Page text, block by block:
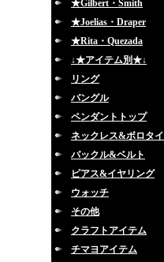
★Gilbert・Smith
★Joelias・Draper
★Rita・Quezada
↓★アイテム別★↓
リング
バングル
ペンダントトップ
ネックレス&ボロタイ
バックル&ベルト
ピアス&イヤリング
ウォッチ
その他
クラフトアイテム
チマヨアイテム